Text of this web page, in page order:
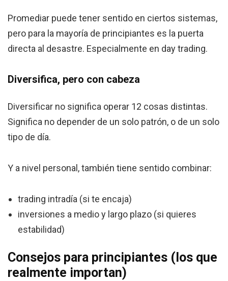
Promediar puede tener sentido en ciertos sistemas,
pero para la mayoría de principiantes es la puerta
directa al desastre. Especialmente en day trading.
Diversifica, pero con cabeza
Diversificar no significa operar 12 cosas distintas.
Significa no depender de un solo patrón, o de un solo
tipo de día.
Y a nivel personal, también tiene sentido combinar:
trading intradía (si te encaja)
inversiones a medio y largo plazo (si quieres
estabilidad)
Consejos para principiantes (los que
realmente importan)